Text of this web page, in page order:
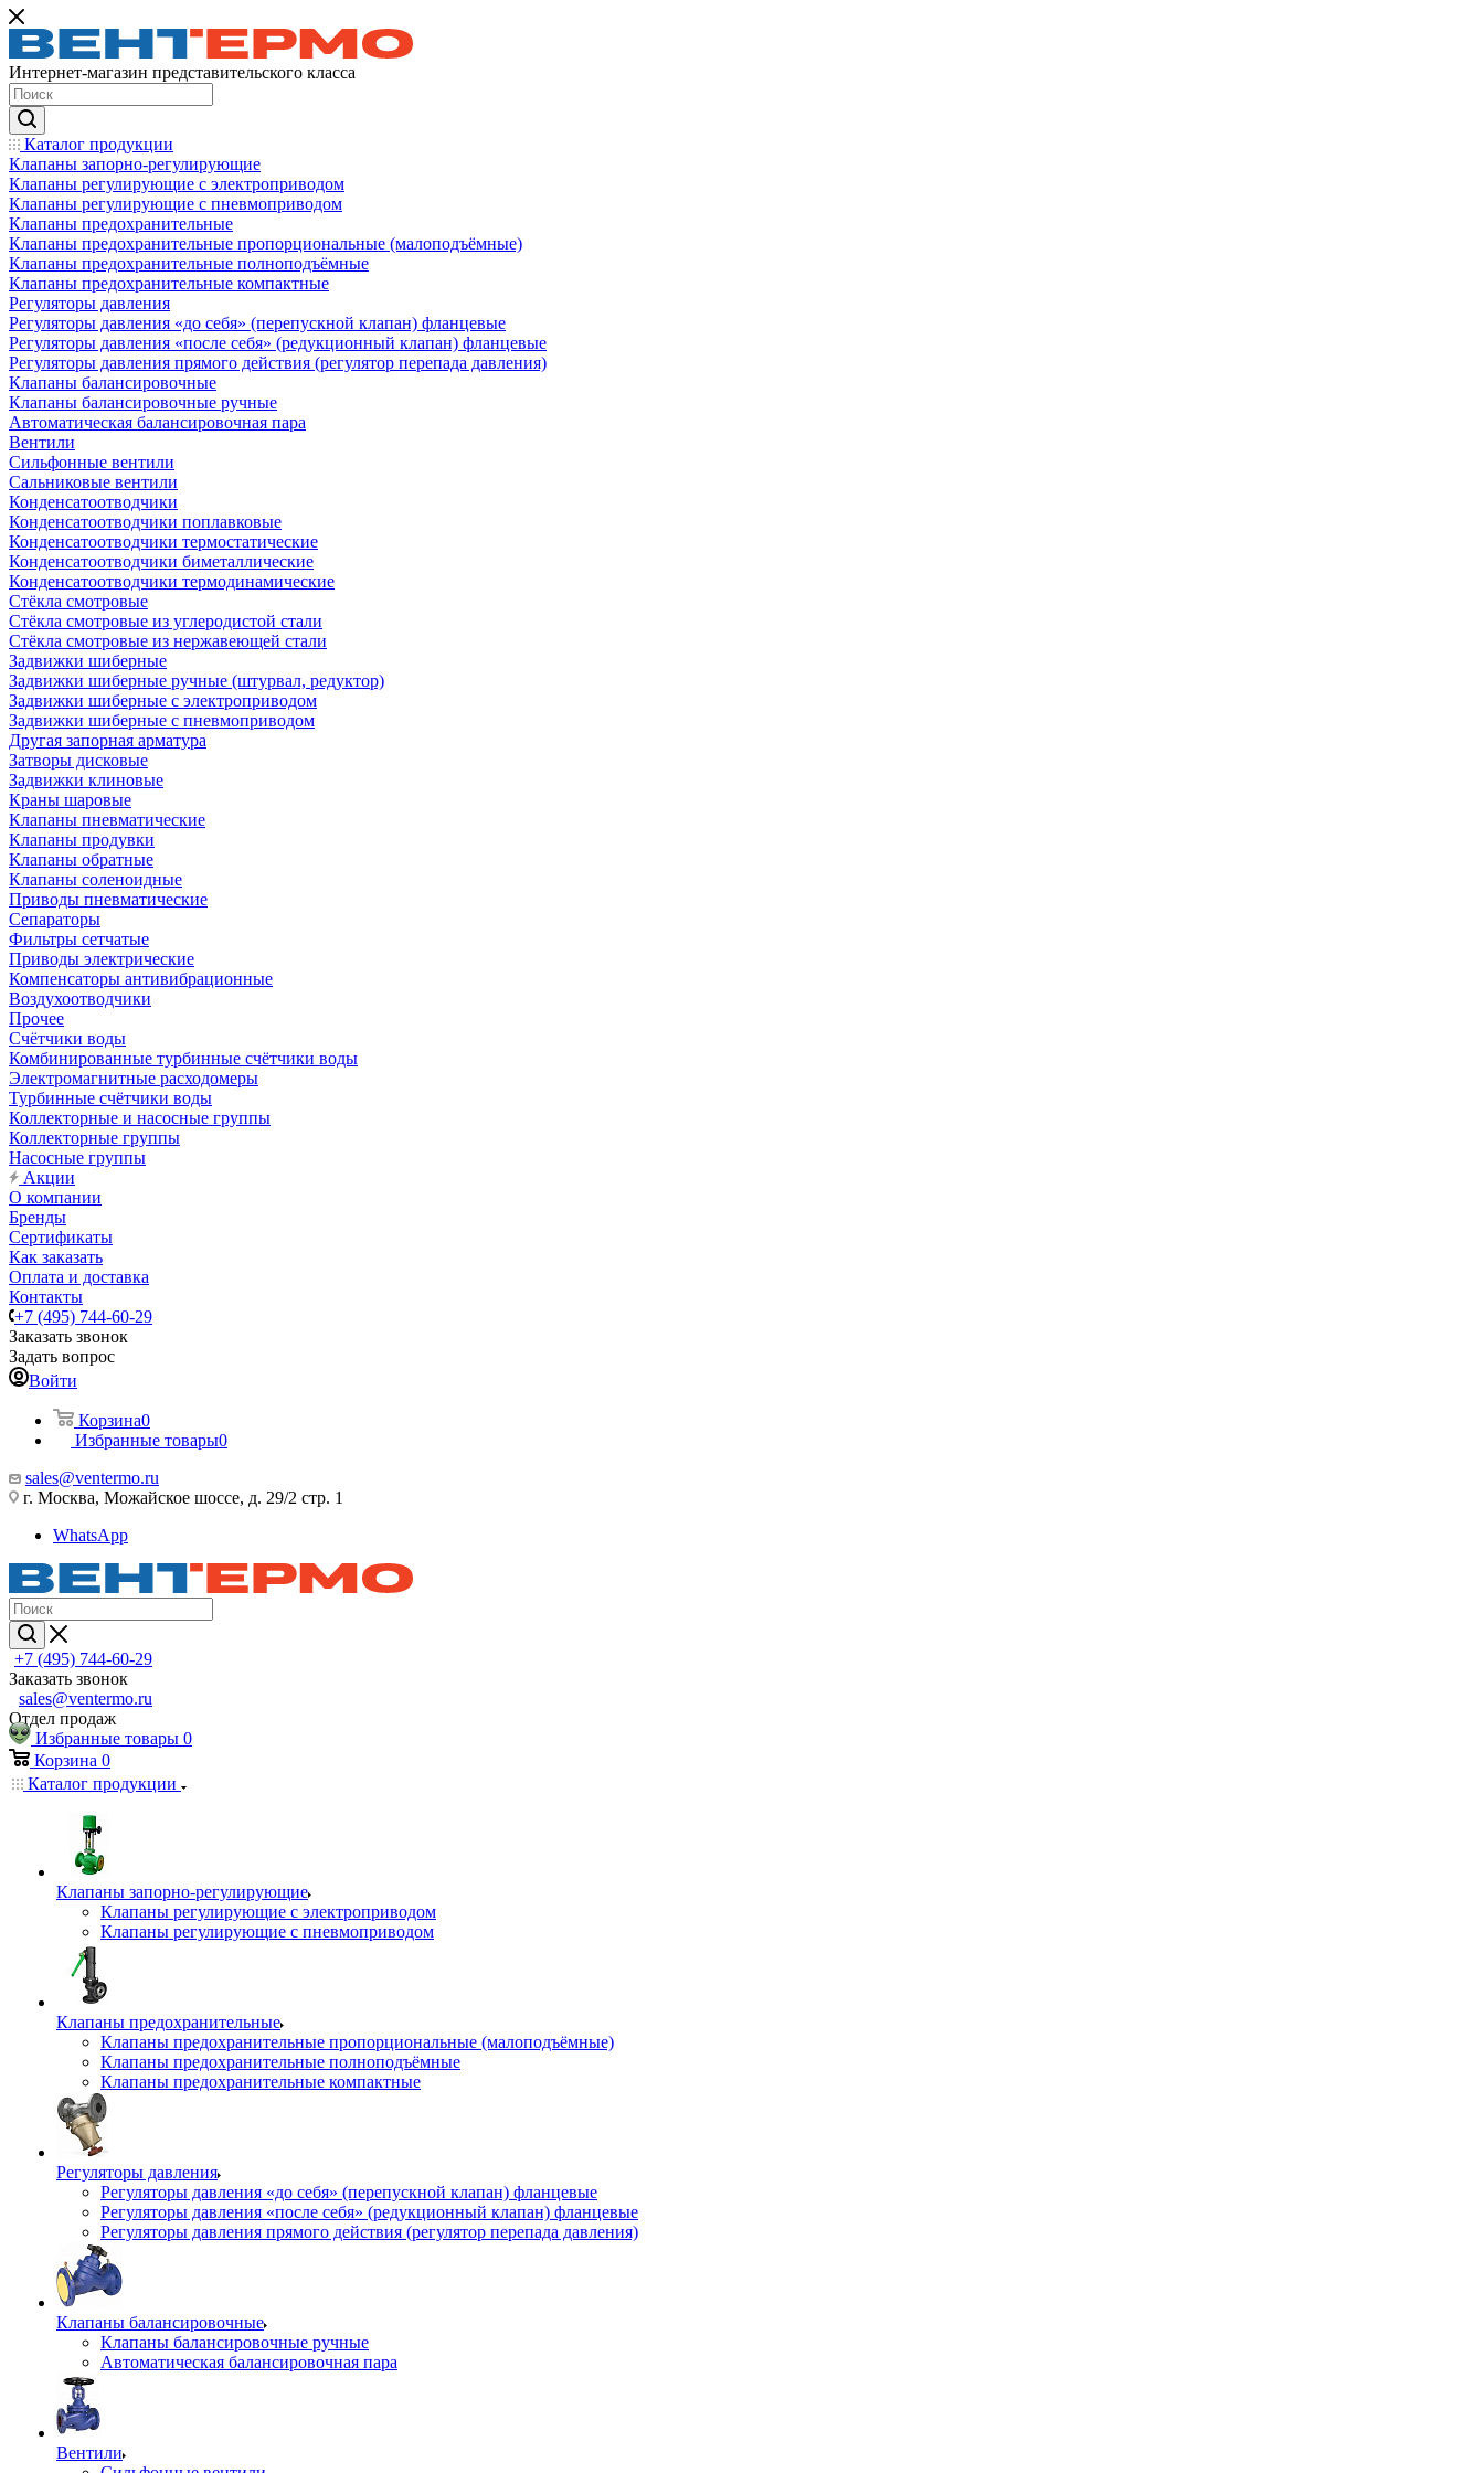
Интернет-магазин представительского класса
Каталог продукции
Клапаны запорно-регулирующие
Клапаны регулирующие с электроприводом
Клапаны регулирующие с пневмоприводом
Клапаны предохранительные
Клапаны предохранительные пропорциональные (малоподъёмные)
Клапаны предохранительные полноподъёмные
Клапаны предохранительные компактные
Регуляторы давления
Регуляторы давления «до себя» (перепускной клапан) фланцевые
Регуляторы давления «после себя» (редукционный клапан) фланцевые
Регуляторы давления прямого действия (регулятор перепада давления)
Клапаны балансировочные
Клапаны балансировочные ручные
Автоматическая балансировочная пара
Вентили
Сильфонные вентили
Сальниковые вентили
Конденсатоотводчики
Конденсатоотводчики поплавковые
Конденсатоотводчики термостатические
Конденсатоотводчики биметаллические
Конденсатоотводчики термодинамические
Стёкла смотровые
Стёкла смотровые из углеродистой стали
Стёкла смотровые из нержавеющей стали
Задвижки шиберные
Задвижки шиберные ручные (штурвал, редуктор)
Задвижки шиберные с электроприводом
Задвижки шиберные с пневмоприводом
Другая запорная арматура
Затворы дисковые
Задвижки клиновые
Краны шаровые
Клапаны пневматические
Клапаны продувки
Клапаны обратные
Клапаны соленоидные
Приводы пневматические
Сепараторы
Фильтры сетчатые
Приводы электрические
Компенсаторы антивибрационные
Воздухоотводчики
Прочее
Счётчики воды
Комбинированные турбинные счётчики воды
Электромагнитные расходомеры
Турбинные счётчики воды
Коллекторные и насосные группы
Коллекторные группы
Насосные группы
Акции
О компании
Бренды
Сертификаты
Как заказать
Оплата и доставка
Контакты
+7 (495) 744-60-29
Заказать звонок
Задать вопрос
Войти
Корзина0
Избранные товары0
sales@ventermo.ru
г. Москва, Можайское шоссе, д. 29/2 стр. 1
WhatsApp
+7 (495) 744-60-29
Заказать звонок
sales@ventermo.ru
Отдел продаж
Избранные товары 0
Корзина 0
Каталог продукции
Клапаны запорно-регулирующие
Клапаны регулирующие с электроприводом
Клапаны регулирующие с пневмоприводом
Клапаны предохранительные
Клапаны предохранительные пропорциональные (малоподъёмные)
Клапаны предохранительные полноподъёмные
Клапаны предохранительные компактные
Регуляторы давления
Регуляторы давления «до себя» (перепускной клапан) фланцевые
Регуляторы давления «после себя» (редукционный клапан) фланцевые
Регуляторы давления прямого действия (регулятор перепада давления)
Клапаны балансировочные
Клапаны балансировочные ручные
Автоматическая балансировочная пара
Вентили